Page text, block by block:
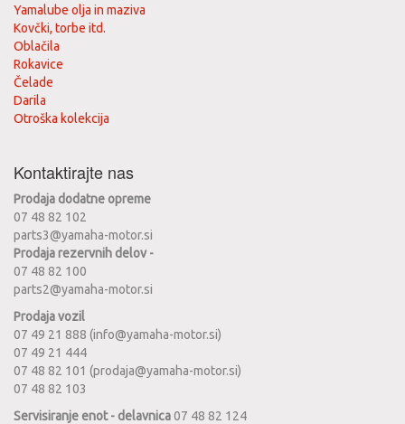
Yamalube olja in maziva
Kovčki, torbe itd.
Oblačila
Rokavice
Čelade
Darila
Otroška kolekcija
Kontaktirajte nas
Prodaja dodatne opreme
07 48 82 102
parts3@yamaha-motor.si
Prodaja rezervnih delov -
07 48 82 100
parts2@yamaha-motor.si
Prodaja vozil
07 49 21 888 (info@yamaha-motor.si)
07 49 21 444
07 48 82 101 (prodaja@yamaha-motor.si)
07 48 82 103
Servisiranje enot - delavnica07 48 82 124